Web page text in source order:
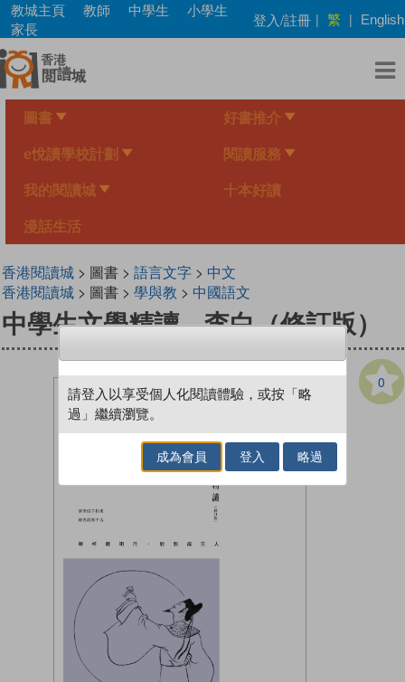
Skip
main
content
教城主頁 教師 中學生
小學生
家長
登入/註冊 | 繁 | English
圖書 好書推介
e悅讀學校計劃 閱讀服務
我的閱讀城 十本好讀
漫話生活
香港閱讀城> 圖書 > 語言文字> 中文
香港閱讀城> 圖書 > 學與教 > 中國語文
中學生文學精讀．李白（修訂版）
0
請登入以享受個人化閱讀體驗，或按「略
過」繼續瀏覽。
成為會員 登入 略過